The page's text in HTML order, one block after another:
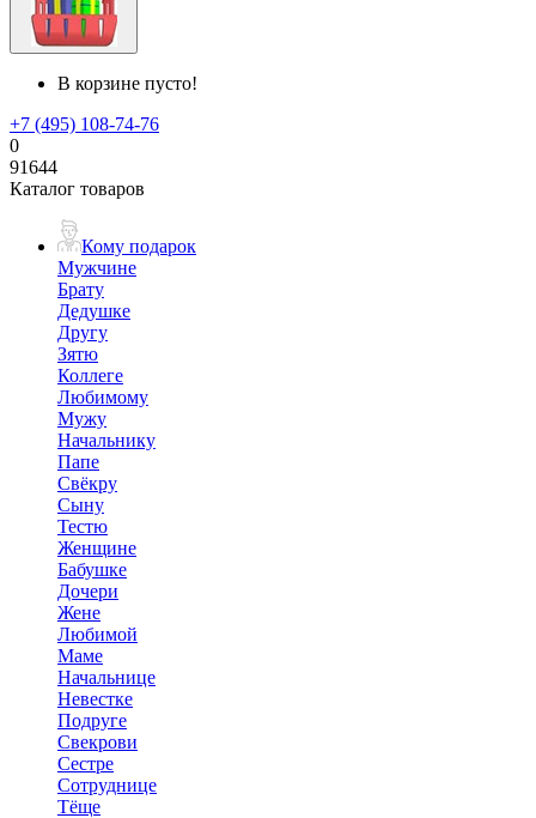
В корзине пусто!
+7 (495) 108-74-76
0
91644
Каталог товаров
Кому подарок
Мужчине
Брату
Дедушке
Другу
Зятю
Коллеге
Любимому
Мужу
Начальнику
Папе
Свёкру
Сыну
Тестю
Женщине
Бабушке
Дочери
Жене
Любимой
Маме
Начальнице
Невестке
Подруге
Свекрови
Сестре
Сотруднице
Тёще